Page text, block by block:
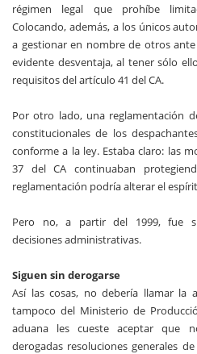
régimen legal que prohíbe
Colocando, además, a los únicos
a gestionar en nombre de otros
evidente desventaja, al tener sólo
requisitos del artículo 41 del CA.
Por otro lado, una reglamentación
constitucionales de los
conforme a la ley. Estaba claro: las
37 del CA continuaban
reglamentación podría alterar el
Pero no, a partir del 1999, fue
decisiones administrativas.
Siguen sin derogarse
Así las cosas, no debería llamar la
tampoco del Ministerio de
aduana les cueste aceptar que
derogadas resoluciones generales